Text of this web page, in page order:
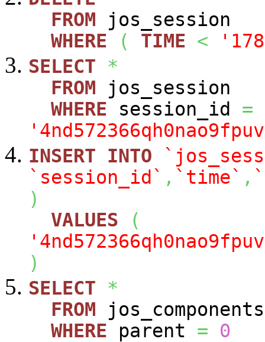
FROM jos_session
WHERE
( TIME <
SELECT
*
FROM jos_session
WHERE session_id =
INSERT
INTO
`session_id` , `time` ,
)
VALUES
(
)
SELECT
*
FROM jos_components
WHERE parent =
0